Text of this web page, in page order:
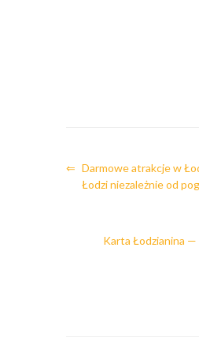
⇐ Darmowe atrakcje w
Łodzi niezależnie od
Karta Łodzianina